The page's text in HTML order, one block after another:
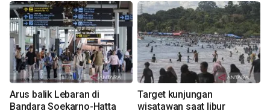
Arus balik Lebaran di
Bandara Soekarno-Hatta
Target kunjungan
wisatawan saat libur